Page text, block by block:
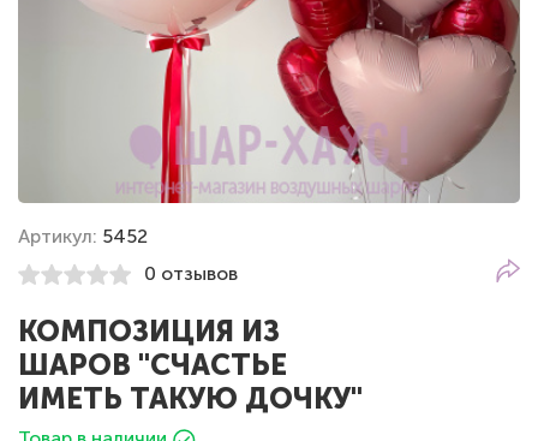
Артикул: 5452
0 отзывов
КОМПОЗИЦИЯ ИЗ
ШАРОВ "СЧАСТЬЕ
ИМЕТЬ ТАКУЮ ДОЧКУ"